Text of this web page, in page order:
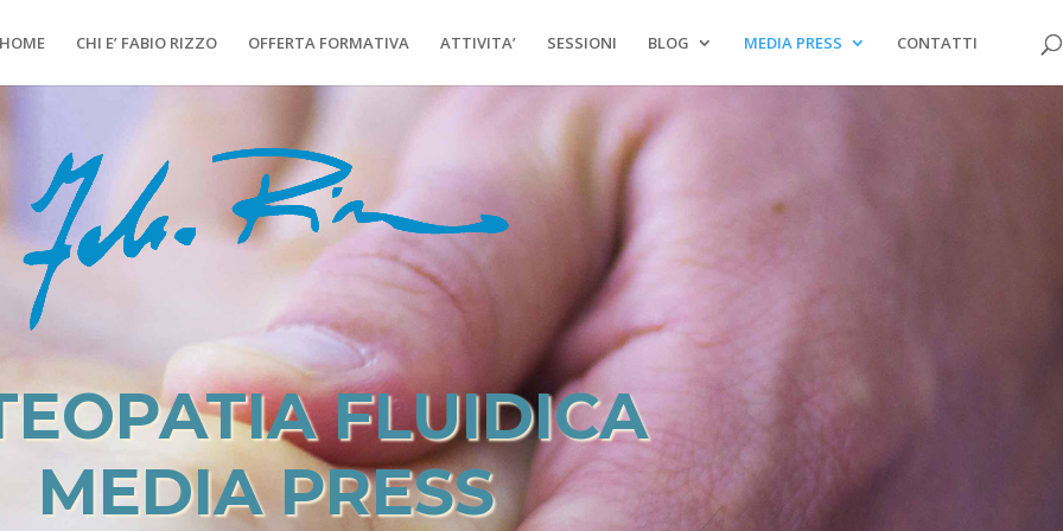
HOME CHI E’ FABIO RIZZO OFFERTA FORMATIVA ATTIVITA’ SESSIONI BLOG MEDIA PRESS CONTATTI
FLUIDICA
MEDIA PRESS